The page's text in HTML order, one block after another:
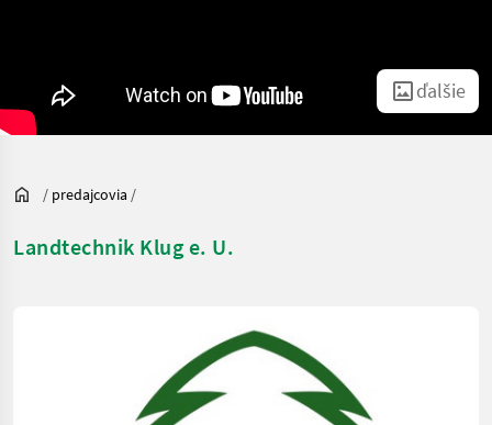
ďalšie
/ predajcovia /
Landtechnik Klug e. U.